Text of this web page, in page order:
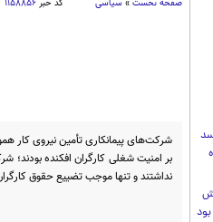
صفحه نخست » سیاسی کد خبر ۱۱۵۸۸۵۶
شرکت‌های پیمانکاری تأمین نیروی کار
بر امنیت شغلی کارگران افکنده
نداشتند و تنها موجب تضییع حقوق